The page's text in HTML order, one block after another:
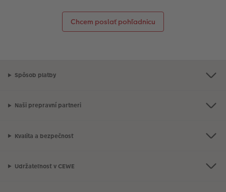
Chcem poslať pohľadnicu
Spôsob platby
Naši prepravní partneri
Kvalita a bezpečnosť
Udržateľnosť v CEWE